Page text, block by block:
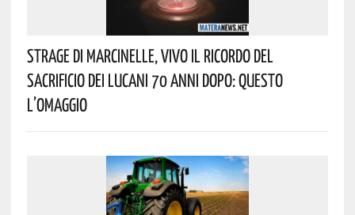
Strage Di Marcinelle, Vivo Il Ricordo Del
Sacrificio Dei Lucani 70 Anni Dopo: Questo
L’omaggio